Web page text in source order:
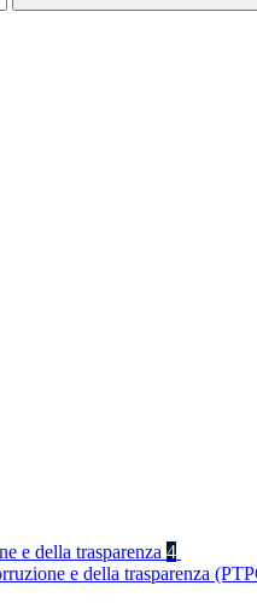
e della trasparenza 4
e della trasparenza